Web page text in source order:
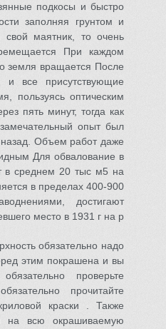
подкосы и быстро
заполняя грунтом и
свой маятник, то очень
При каждом
земля вращается После
все присутствующие
пользуясь оптическим
пять минут, тогда как
опыт был
Объем работ даже
Для обвалование в
в среднем 20 тыс м5 на
в пределах 400-900
достигают
место в 1931 г на р
обязательно надо
этим покрашена и вы
проверьте
прочитайте
краски . Также
на всю окрашиваемую